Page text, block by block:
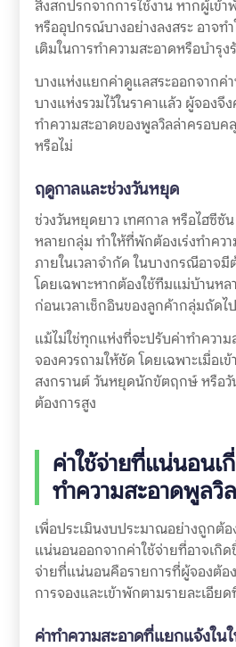
สิ่งสกปรกจากการใช้งาน หากผู้เข้า
หรืออุปกรณ์บางอย่างลงสระ อาจทำ
เติมในการทำความสะอาดหรือบำรุง
บางแห่งแยกค่าดูแลสระออกจากค่
บางแห่งรวมไว้ในราคาแล้ว ผู้จองจึ
ทำความสะอาดของพูลวิลล่าครอบค
หรือไม่
ฤดูกาลและช่วงวันหยุด
ช่วงวันหยุดยาว เทศกาล หรือไฮซีซั
หลายกลุ่ม ทำให้ที่พักต้องเร่งทำคว
ภายในเวลาจำกัด ในบางกรณีอาจ
โดยเฉพาะหากต้องใช้ทีมแม่บ้านห
ก่อนเวลาเช็กอินของลูกค้ากลุ่มถัดไป
แม้ไม่ใช่ทุกแห่งที่จะปรับค่าทำควา
จองควรถามให้ชัด โดยเฉพาะเมื่อเ
สงกรานต์ วันหยุดนักขัตฤกษ์ หรือวั
ต้องการสูง
ค่าใช้จ่ายที่แน่นอนเ
ทำความสะอาดพูลวิ
เพื่อประเมินงบประมาณอย่างถูกต้
แน่นอนออกจากค่าใช้จ่ายที่อาจเกิด
จ่ายที่แน่นอนคือรายการที่ผู้จองต้
การจองและเข้าพักตามรายละเอียด
ค่าทำความสะอาดที่แยกแจ้งใน